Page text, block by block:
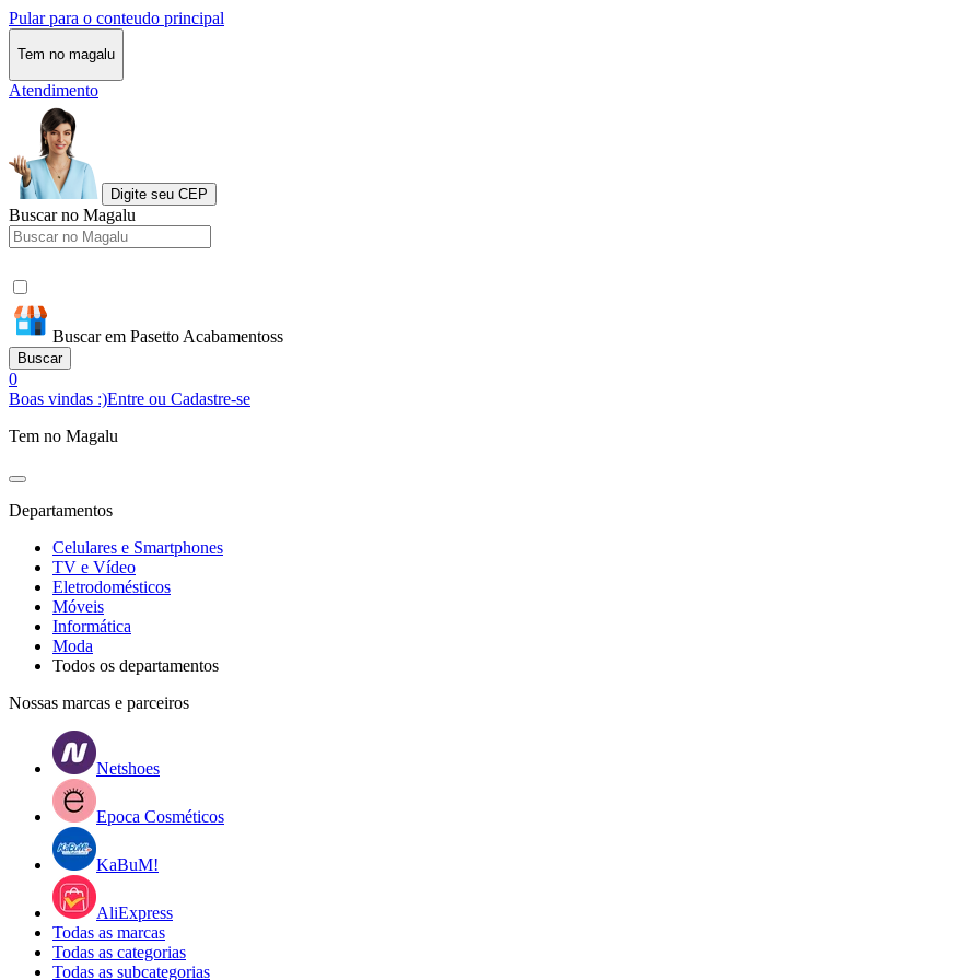
Pular para o conteudo principal
Tem no magalu
Atendimento
Digite seu CEP
Buscar no Magalu
Buscar em Pasetto Acabamentoss
Buscar
0
Boas vindas :)Entre ou Cadastre-se
Tem no Magalu
Departamentos
Celulares e Smartphones
TV e Vídeo
Eletrodomésticos
Móveis
Informática
Moda
Todos os departamentos
Nossas marcas e parceiros
Netshoes
Epoca Cosméticos
KaBuM!
AliExpress
Todas as marcas
Todas as categorias
Todas as subcategorias